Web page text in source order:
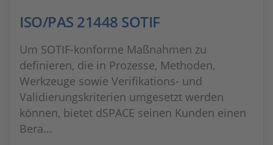
ISO/PAS 21448 SOTIF
Um SOTIF-konforme Maßnahmen zu
definieren, die in Prozesse, Methoden,
Werkzeuge sowie Verifikations- und
Validierungskriterien umgesetzt werden
können, bietet dSPACE seinen Kunden einen
Bera...